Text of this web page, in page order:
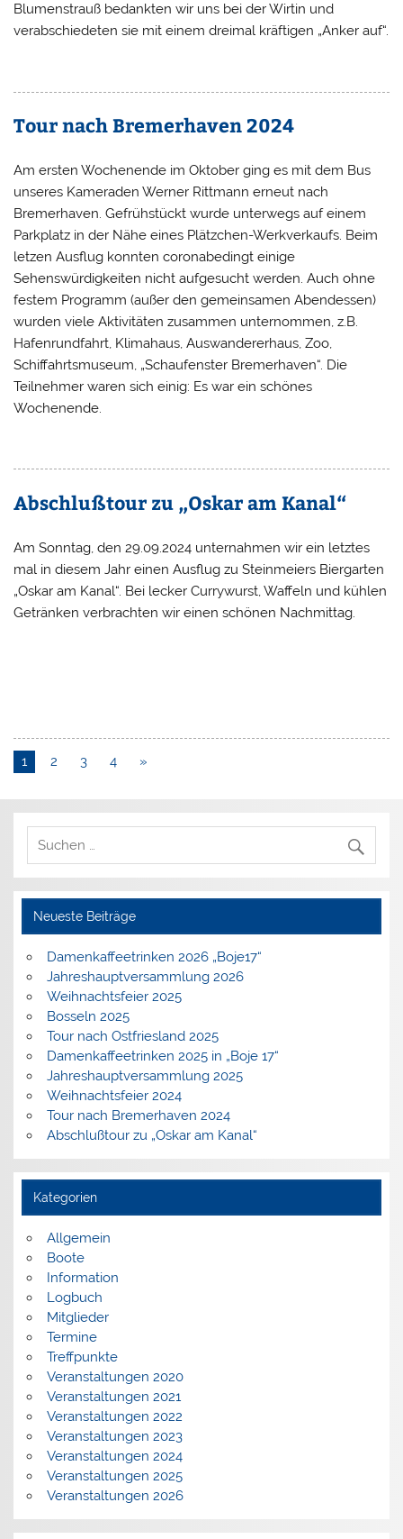
Blumenstrauß bedankten wir uns bei der Wirtin und
verabschiedeten sie mit einem dreimal kräftigen „Anker auf“.
Tour nach Bremerhaven 2024
Am ersten Wochenende im Oktober ging es mit dem Bus
unseres Kameraden Werner Rittmann erneut nach
Bremerhaven. Gefrühstückt wurde unterwegs auf einem
Parkplatz in der Nähe eines Plätzchen-Werkverkaufs. Beim
letzen Ausflug konnten coronabedingt einige
Sehenswürdigkeiten nicht aufgesucht werden. Auch ohne
festem Programm (außer den gemeinsamen Abendessen)
wurden viele Aktivitäten zusammen unternommen, z.B.
Hafenrundfahrt, Klimahaus, Auswandererhaus, Zoo,
Schiffahrtsmuseum, „Schaufenster Bremerhaven“. Die
Teilnehmer waren sich einig: Es war ein schönes
Wochenende.
Abschlußtour zu „Oskar am Kanal“
Am Sonntag, den 29.09.2024 unternahmen wir ein letztes
mal in diesem Jahr einen Ausflug zu Steinmeiers Biergarten
„Oskar am Kanal“. Bei lecker Currywurst, Waffeln und kühlen
Getränken verbrachten wir einen schönen Nachmittag.
1 2 3 4 »
Neueste Beiträge
Damenkaffeetrinken 2026 „Boje17“
Jahreshauptversammlung 2026
Weihnachtsfeier 2025
Bosseln 2025
Tour nach Ostfriesland 2025
Damenkaffeetrinken 2025 in „Boje 17“
Jahreshauptversammlung 2025
Weihnachtsfeier 2024
Tour nach Bremerhaven 2024
Abschlußtour zu „Oskar am Kanal“
Kategorien
Allgemein
Boote
Information
Logbuch
Mitglieder
Termine
Treffpunkte
Veranstaltungen 2020
Veranstaltungen 2021
Veranstaltungen 2022
Veranstaltungen 2023
Veranstaltungen 2024
Veranstaltungen 2025
Veranstaltungen 2026